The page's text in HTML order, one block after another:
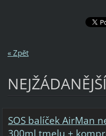
« Zpět
SOS balíček AirMan
300ml tmelu +